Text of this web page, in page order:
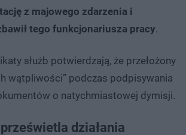
z majowego zdarzenia i
tego funkcjonariusza pracy.
służb potwierdzają, że przełożony
wątpliwości” podczas podpisywania
o natychmiastowej dymisji.
działania